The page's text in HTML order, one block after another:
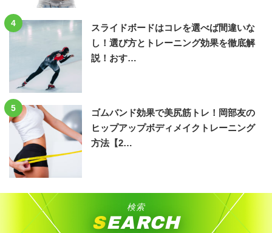
4
スライドボードはコレを選べば間違いな
し！選び方とトレーニング効果を徹底解
説！おす…
5
ゴムバンド効果で美尻筋トレ！岡部友の
ヒップアップボディメイクトレーニング
方法【2…
検索
SEARCH